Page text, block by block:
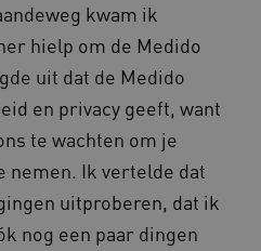
kwam ik
hielp om de Medido
uit dat de Medido
en privacy geeft, want
te wachten om je
nemen. Ik vertelde dat
uitproberen, dat ik
nog een paar dingen
www.vilans.nl